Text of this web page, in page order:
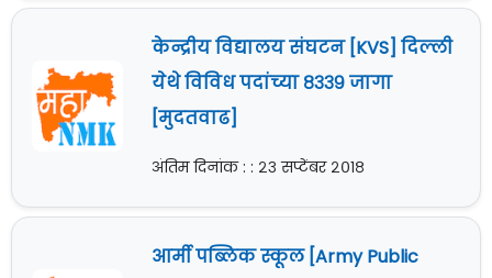
केन्द्रीय विद्यालय संघटन [KVS] दिल्ली
येथे विविध पदांच्या ८३३९ जागा
[मुदतवाढ]
अंतिम दिनांक : : २३ सप्टेंबर २०१८
आर्मी पब्लिक स्कूल [Army Public